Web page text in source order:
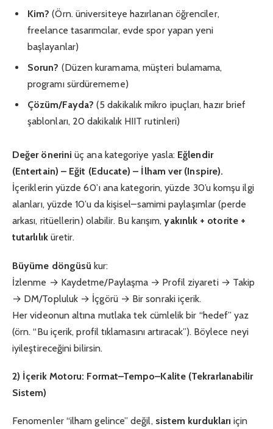
Kim? (Örn. üniversiteye hazırlanan öğrenciler,
freelance tasarımcılar, evde spor yapan yeni
başlayanlar)
Sorun? (Düzen kuramama, müşteri bulamama,
programı sürdürememe)
Çözüm/Fayda? (5 dakikalık mikro ipuçları, hazır brief
şablonları, 20 dakikalık HIIT rutinleri)
Değer önerini üç ana kategoriye yasla: Eğlendir
(Entertain) – Eğit (Educate) – İlham ver (Inspire).
İçeriklerin yüzde 60’ı ana kategorin, yüzde 30’u komşu ilgi
alanları, yüzde 10’u da kişisel–samimi paylaşımlar (perde
arkası, ritüellerin) olabilir. Bu karışım,yakınlık + otorite +
tutarlılıküretir.
Büyüme döngüsü kur:
İzlenme → Kaydetme/Paylaşma → Profil ziyareti → Takip
→ DM/Topluluk → İçgörü → Bir sonraki içerik.
Her videonun altına mutlaka tek cümlelik bir “hedef” yaz
(örn. “Bu içerik, profil tıklamasını artıracak”). Böylece neyi
iyileştireceğini bilirsin.
2) İçerik Motoru: Format–Tempo–Kalite (Tekrarlanabilir
Sistem)
Fenomenler “ilham gelince” değil, sistem kurdukları için